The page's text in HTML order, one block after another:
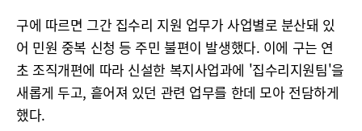
구에 따르면 그간 집수리 지원 업무가 사업별로 분산돼 있
어 민원 중복 신청 등 주민 불편이 발생했다. 이에 구는 연
초 조직개편에 따라 신설한 복지사업과에 '집수리지원팀'을
새롭게 두고, 흩어져 있던 관련 업무를 한데 모아 전담하게
했다.